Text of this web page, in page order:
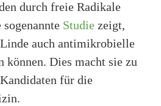
durch freie Radikale
Studie zeigt,
auch antimikrobielle
können. Dies macht sie zu
für die